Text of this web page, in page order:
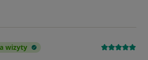
wizyty